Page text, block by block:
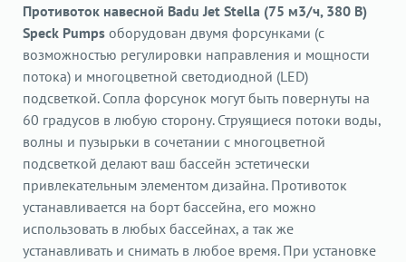
Противоток навесной Badu Jet Stella (75 м3/ч, 380 В)
Speck Pumps оборудован двумя форсунками (с
возможностью регулировки направления и мощности
потока) и многоцветной светодиодной (LED)
подсветкой. Сопла форсунок могут быть повернуты на
60 градусов в любую сторону. Струящиеся потоки воды,
волны и пузырьки в сочетании с многоцветной
подсветкой делают ваш бассейн эстетически
привлекательным элементом дизайна. Противоток
устанавливается на борт бассейна, его можно
использовать в любых бассейнах, а так же
устанавливать и снимать в любое время. При установке